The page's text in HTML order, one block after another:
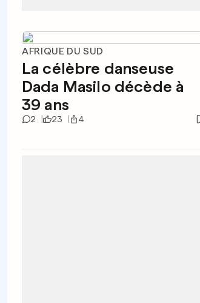
AFRIQUE DU SUD
La célèbre danseuse
Dada Masilo décède à
39 ans
2 23 4